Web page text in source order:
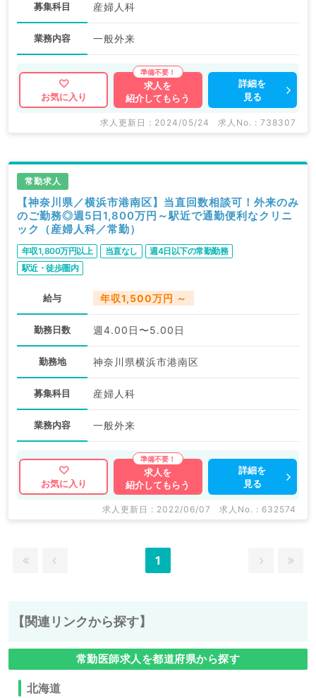
募集科目 産婦人科
業務内容 一般外来
お気に入り
求人を
紹介してもらう
詳細を
見る
求人更新日 : 2024/05/24 求人No. : 738307
常勤求人
【神奈川県／横浜市港南区】当直回数相談可！外来のみ
のご勤務◎週5日1,800万円～駅近で通勤便利なクリニ
ック（産婦人科／常勤）
年収1,800万円以上 当直なし
週4日以下の常勤勤務
駅近・徒歩圏内
給与 年収1,500万円 ～
勤務日数 週4.00日〜5.00日
勤務地 神奈川県横浜市港南区
募集科目 産婦人科
業務内容 一般外来
お気に入り
求人を
紹介してもらう
詳細を
見る
求人更新日 : 2022/06/07 求人No. : 632574
1
【関連リンクから探す】
常勤医師求人を都道府県から探す
北海道